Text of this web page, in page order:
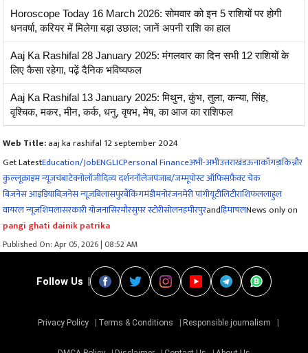
Horoscope Today 16 March 2026: सोमवार को इन 5 राशियों पर होगी
धनवर्षा, करियर में मिलेगा बड़ा उछाल; जानें अपनी राशि का हाल
Aaj Ka Rashifal 28 January 2025: मंगलवार का दिन सभी 12 राशियों के
लिए कैसा रहेगा, पढ़ें दैनिक भविष्यफल
Aaj Ka Rashifal 13 January 2025: मिथुन, कुंभ, तुला, कन्या, सिंह,
वृश्चिक, मकर, मीन, कर्क, धनु, वृषभ, मेष, का आज का राशिफल
Web Title:aaj ka rashifal 12 september 2024
Get LatestEducation/JobENGLICPersonal Financeअभी-अभीउत्तराखंडऊनाकाँगड़ाकिन्नौर
कुल्लूक्राइम न्यूजचंबाटेक्नोलॉजीदिव्य दर्शननॉलेजपंजाब/जम्मूपोस्ट ऑफिसफ़ैक्ट चेक
बिजनेस आइडियाबिज़नेस न्यूज़बिलासपुरबैंकिंगमंडीमनोरंजनमेरी पांगीयूटीलिटीराशिफललाहुल
वायरल न्यूज़शिमलासरकारी योजनासिरमौरसुपर स्टोरीसोलनहमीरपुरandहिमाचलNews only on
pangi ghati dainik patrika
Published On: Apr 05, 2026 | 08:52 AM
Follow Us
Privacy Policy Terms & Conditions Responsible journalism